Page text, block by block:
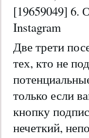
[19659049] 6.
Instagram
Две трети
тех, кто не
только если
кнопку
нечеткий,